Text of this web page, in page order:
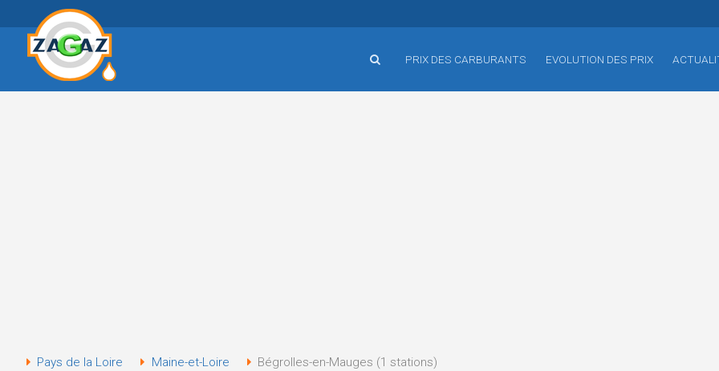
PRIX DES CARBURANTS EVOLUTION DES PRIX
Pays de la Loire Maine-et-Loire Bégrolles-en-Mauges (1 stations)